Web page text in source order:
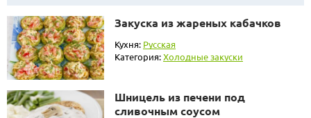
Закуска из жареных кабачков
Кухня: Русская
Категория:Холодные закуски
Шницель из печени под
сливочным соусом